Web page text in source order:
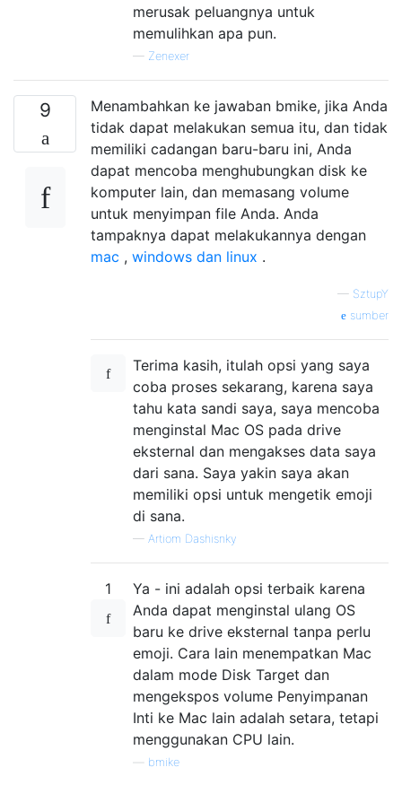
merusak peluangnya untuk
memulihkan apa pun.
— Zenexer
9
Menambahkan ke jawaban bmike, jika Anda
tidak dapat melakukan semua itu, dan tidak
memiliki cadangan baru-baru ini, Anda
dapat mencoba menghubungkan disk ke
komputer lain, dan memasang volume
untuk menyimpan file Anda. Anda
tampaknya dapat melakukannya dengan
mac , windows dan linux .
— SztupY
sumber
Terima kasih, itulah opsi yang saya
coba proses sekarang, karena saya
tahu kata sandi saya, saya mencoba
menginstal Mac OS pada drive
eksternal dan mengakses data saya
dari sana. Saya yakin saya akan
memiliki opsi untuk mengetik emoji
di sana.
— Artiom Dashisnky
1
Ya - ini adalah opsi terbaik karena
Anda dapat menginstal ulang OS
baru ke drive eksternal tanpa perlu
emoji. Cara lain menempatkan Mac
dalam mode Disk Target dan
mengekspos volume Penyimpanan
Inti ke Mac lain adalah setara, tetapi
menggunakan CPU lain.
bmike